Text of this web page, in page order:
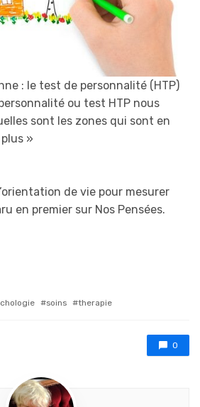
: le test de personnalité (HTP)
ou test HTP nous
sont les zones qui sont en
»
de vie pour mesurer
en premier sur Nos Pensées.
soins therapie
0